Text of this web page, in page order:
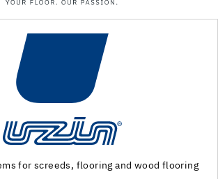
Machinery and special tools for subfloor